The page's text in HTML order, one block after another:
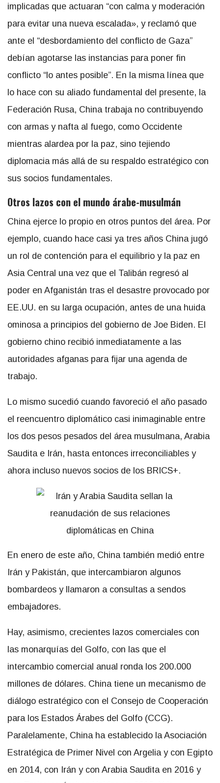
implicadas que actuaran “con calma y moderación
para evitar una nueva escalada», y reclamó que
ante el “desbordamiento del conflicto de Gaza”
debían agotarse las instancias para poner fin
conflicto “lo antes posible”. En la misma línea que
lo hace con su aliado fundamental del presente, la
Federación Rusa, China trabaja no contribuyendo
con armas y nafta al fuego, como Occidente
mientras alardea por la paz, sino tejiendo
diplomacia más allá de su respaldo estratégico con
sus socios fundamentales.
Otros lazos con el mundo árabe-musulmán
China ejerce lo propio en otros puntos del área. Por
ejemplo, cuando hace casi ya tres años China jugó
un rol de contención para el equilibrio y la paz en
Asia Central una vez que el Talibán regresó al
poder en Afganistán tras el desastre provocado por
EE.UU. en su larga ocupación, antes de una huida
ominosa a principios del gobierno de Joe Biden. El
gobierno chino recibió inmediatamente a las
autoridades afganas para fijar una agenda de
trabajo.
Lo mismo sucedió cuando favoreció el año pasado
el reencuentro diplomático casi inimaginable entre
los dos pesos pesados del área musulmana, Arabia
Saudita e Irán, hasta entonces irreconciliables y
ahora incluso nuevos socios de los BRICS+.
En enero de este año, China también medió entre
Irán y Pakistán, que intercambiaron algunos
bombardeos y llamaron a consultas a sendos
embajadores.
Hay, asimismo, crecientes lazos comerciales con
las monarquías del Golfo, con las que el
intercambio comercial anual ronda los 200.000
millones de dólares. China tiene un mecanismo de
diálogo estratégico con el Consejo de Cooperación
para los Estados Árabes del Golfo (CCG).
Paralelamente, China ha establecido la Asociación
Estratégica de Primer Nivel con Argelia y con Egipto
en 2014, con Irán y con Arabia Saudita en 2016 y